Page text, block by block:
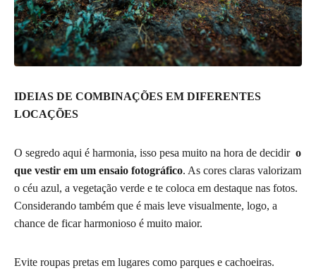
IDEIAS DE COMBINAÇÕES EM DIFERENTES
LOCAÇÕES
O segredo aqui é harmonia, isso pesa muito na hora de decidir o
que vestir em um ensaio fotográfico. As cores claras valorizam
o céu azul, a vegetação verde e te coloca em destaque nas fotos.
Considerando também que é mais leve visualmente, logo, a
chance de ficar harmonioso é muito maior.
Evite roupas pretas em lugares como parques e cachoeiras.